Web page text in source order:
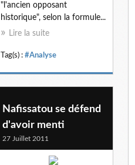
"l'ancien opposant
historique", selon la formule...
Lire la suite
Tag(s) : #Analyse
Nafissatou se défend
d'avoir menti
27 Juillet 2011